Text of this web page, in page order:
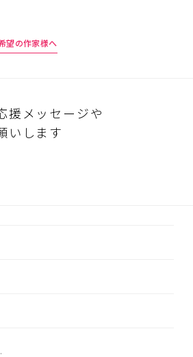
望の作家様へ
援メッセージや
いします